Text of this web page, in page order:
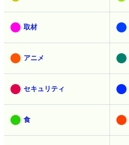
取材
アニメ
セキュリティ
食